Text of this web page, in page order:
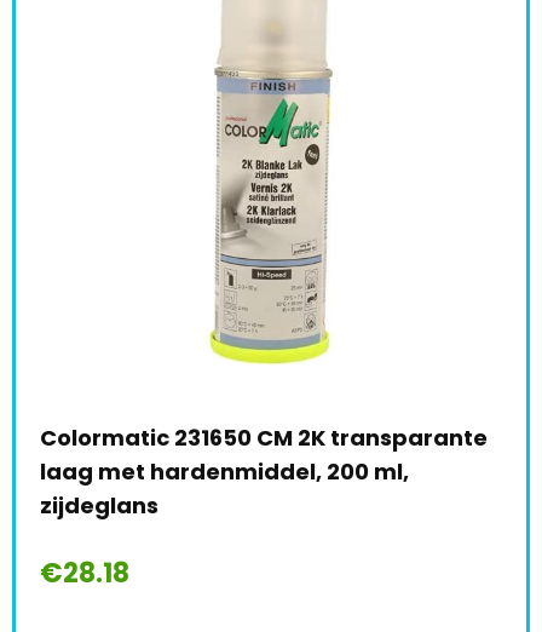
Colormatic 231650 CM 2K transparante
laag met hardenmiddel, 200 ml,
zijdeglans
€28.18